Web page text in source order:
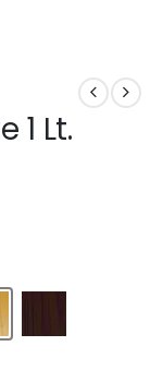
1 Lt.